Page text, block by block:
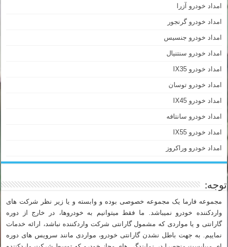
امداد خودرو آزرا
امداد خودرو گرنجور
امداد خودرو جنسیس
امداد خودرو سنتنیال
امداد خودرو IX35
امداد خودرو توسان
امداد خودرو IX45
امداد خودرو سانتافه
امداد خودرو IX55
امداد خودرو وراکروز
توجه:
مجموعه فارما یک مجموعه خصوصی بوده و وابسته و یا زیر نظر شرکت های
واردکننده خودرو نمیباشد. ما فقط میتوانیم به خودروها، در خارج از دوره
گارانتی و یا مواردی که مشمول گارانتی شرکت واردکننده نباشد، ارائه خدمات
نماییم. به جهت باطل نشدن گارانتی خودرو، مواردی مانند سرویس های دوره